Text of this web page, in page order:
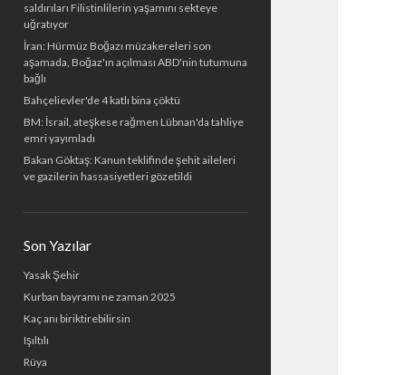
saldırıları Filistinlilerin yaşamını sekteye
uğratıyor
İran: Hürmüz Boğazı müzakereleri son
aşamada, Boğaz'ın açılması ABD'nin tutumuna
bağlı
Bahçelievler'de 4 katlı bina çöktü
BM: İsrail, ateşkese rağmen Lübnan'da tahliye
emri yayımladı
Bakan Göktaş: Kanun teklifinde şehit aileleri
ve gazilerin hassasiyetleri gözetildi
Son Yazılar
Yasak Şehir
Kurban bayramı ne zaman 2025
Kaç anı biriktirebilirsin
Işıltılı
Rüya